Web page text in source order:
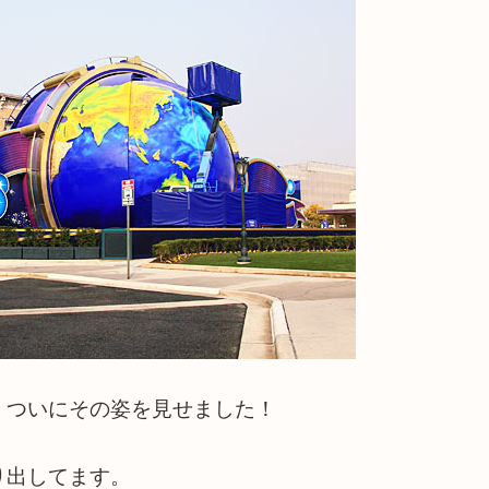
いにその姿を見せました！
してます。